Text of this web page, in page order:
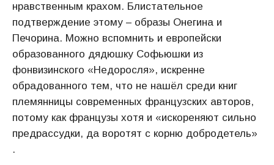
нравственным крахом. Блистательное
подтверждение этому – образы Онегина и
Печорина. Можно вспомнить и европейски
образованного дядюшку Софьюшки из
фонвизинского «Недоросля», искренне
обрадованного тем, что не нашёл среди книг
племянницы современных французских авторов,
потому как французы хотя и «искореняют сильно
предрассудки, да воротят с корню добродетель»
.